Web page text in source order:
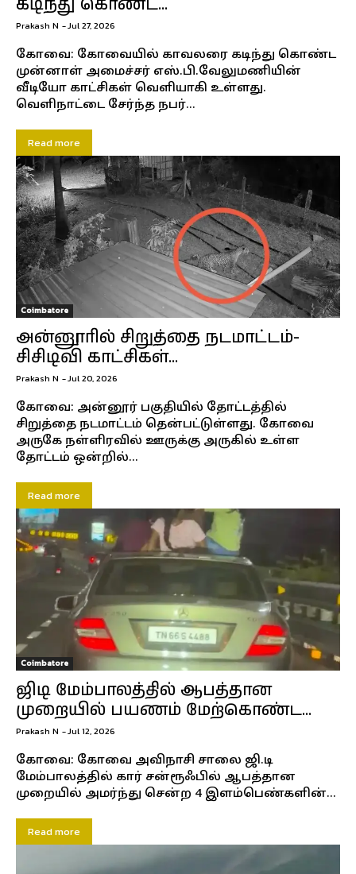
Prakash N -Jul 27, 2026
கோவை: கோவையில் காவலரை கடிந்து கொண்ட
முன்னாள் அமைச்சர் எஸ்.பி.வேலுமணியின்
வீடியோ காட்சிகள் வெளியாகி உள்ளது.
வெளிநாட்டை சேர்ந்த நபர்...
Read more
Coimbatore
அன்னூரில் சிறுத்தை நடமாட்டம்-
சிசிடிவி காட்சிகள்…
Prakash N -Jul 20, 2026
கோவை: அன்னூர் பகுதியில் தோட்டத்தில்
சிறுத்தை நடமாட்டம் தென்பட்டுள்ளது. கோவை
அருகே நள்ளிரவில் ஊருக்கு அருகில் உள்ள
தோட்டம் ஒன்றில்...
Read more
Coimbatore
ஜிடி மேம்பாலத்தில் ஆபத்தான
முறையில் பயணம் மேற்கொண்ட...
Prakash N -Jul 12, 2026
கோவை: கோவை அவிநாசி சாலை ஜி.டி
மேம்பாலத்தில் கார் சன்ரூஃபில் ஆபத்தான
முறையில் அமர்ந்து சென்ற 4 இளம்பெண்களின்...
Read more